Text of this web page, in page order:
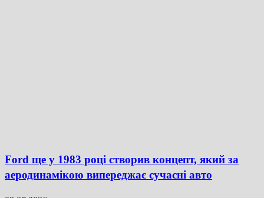
Ford ще у 1983 році створив концепт, який за
аеродинамікою випереджає сучасні авто